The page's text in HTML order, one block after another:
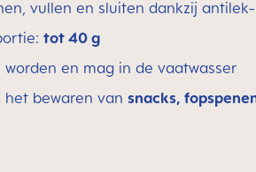
vullen en sluiten dankzij
tot 40 g
worden en mag in de vaatwasser
bewaren van snacks,